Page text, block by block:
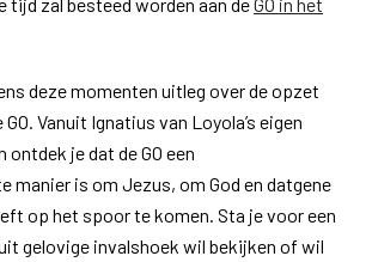
deze momenten uitleg over de opzet
Vanuit Ignatius van Loyola’s eigen
ontdek je dat de GO een
manier is om Jezus, om God en datgene
op het spoor te komen. Sta je voor een
gelovige invalshoek wil bekijken of wil